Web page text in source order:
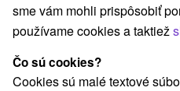
Všetky kategórie
Pobyty so
Wellness pobyty(5)
Romantické pobyty
Rodinné pobyty(3)
sme vám mohli prispôsobiť
používame cookies a taktiež
Čo sú cookies?
Cookies sú malé textové